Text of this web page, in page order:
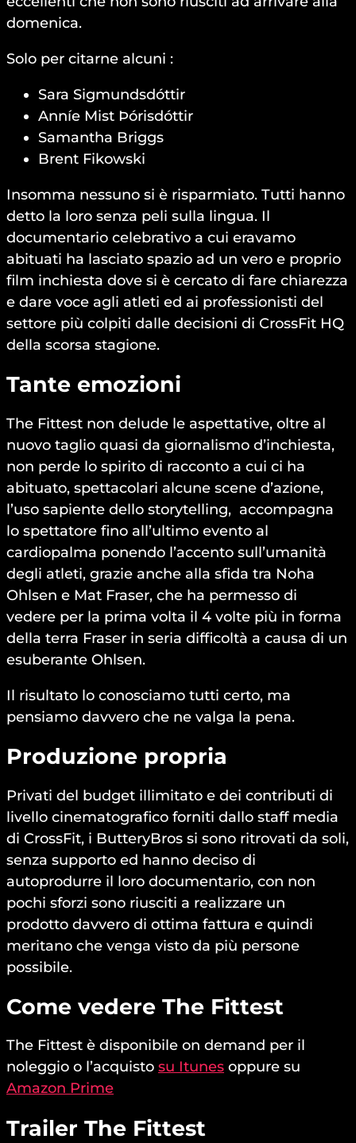
domenica.
Solo per citarne alcuni :
Sara Sigmundsdóttir
Anníe Mist Þórisdóttir
Samantha Briggs
Brent Fikowski
Insomma nessuno si è risparmiato. Tutti hanno
detto la loro senza peli sulla lingua. Il
documentario celebrativo a cui eravamo
abituati ha lasciato spazio ad un vero e proprio
film inchiesta dove si è cercato di fare chiarezza
e dare voce agli atleti ed ai professionisti del
settore più colpiti dalle decisioni di CrossFit HQ
della scorsa stagione.
Tante emozioni
The Fittest non delude le aspettative, oltre al
nuovo taglio quasi da giornalismo d’inchiesta,
non perde lo spirito di racconto a cui ci ha
abituato, spettacolari alcune scene d’azione,
l’uso sapiente dello storytelling, accompagna
lo spettatore fino all’ultimo evento al
cardiopalma ponendo l’accento sull’umanità
degli atleti, grazie anche alla sfida tra Noha
Ohlsen e Mat Fraser, che ha permesso di
vedere per la prima volta il 4 volte più in forma
della terra Fraser in seria difficoltà a causa di un
esuberante Ohlsen.
Il risultato lo conosciamo tutti certo, ma
pensiamo davvero che ne valga la pena.
Produzione propria
Privati del budget illimitato e dei contributi di
livello cinematografico forniti dallo staff media
di CrossFit, i ButteryBros si sono ritrovati da soli,
senza supporto ed hanno deciso di
autoprodurre il loro documentario, con non
pochi sforzi sono riusciti a realizzare un
prodotto davvero di ottima fattura e quindi
meritano che venga visto da più persone
possibile.
Come vedere The Fittest
The Fittest è disponibile on demand per il
noleggio o l’acquisto su Itunes oppure su
Amazon Prime
Trailer The Fittest